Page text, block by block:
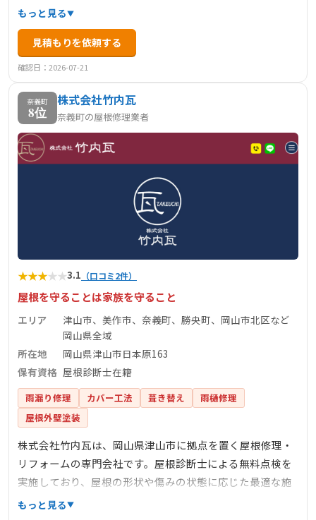
手掛けています。瓦屋根工事技士や1級かわらぶき技能士な
どの資格を持つ職人が在籍し、安心・安全な施工を提供し
ています。地域密着型のサービスで、お客様のニーズに応
じた最適な工法を提案し、無料で見積もりを提供していま
す。
もっと見る
見積もりを依頼する
確認日：2026-07-21
奈義町
8位
株式会社竹内瓦
奈義町の屋根修理業者
★★★★★3.1 （口コミ2件）
屋根を守ることは家族を守ること
エリア
津山市、美作市、奈義町、勝央町、岡山市北区など
岡山県全域
所在地
岡山県津山市日本原163
保有資格 屋根診断士在籍
雨漏り修理 カバー工法 葺き替え
雨樋修理
屋根外壁塗装
株式会社竹内瓦は、岡山県津山市に拠点を置く屋根修理・
リフォームの専門会社です。屋根診断士による無料点検を
実施しており、屋根の形状や傷みの状態に応じた最適な施
工プランを提供しています。和瓦や洋瓦の葺き替え、雨漏
もっと見る